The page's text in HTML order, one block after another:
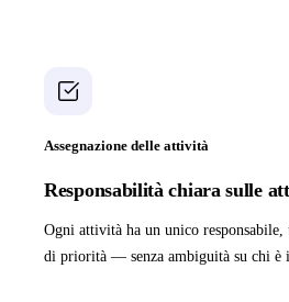
Assegnazione delle attività
Responsabilità chiara sulle
Ogni attività ha un unico responsabile,
di priorità — senza ambiguità su chi è